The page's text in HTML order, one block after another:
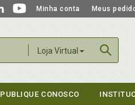
Minha conta Meus
Loja Virtual
PUBLIQUE CONOSCO